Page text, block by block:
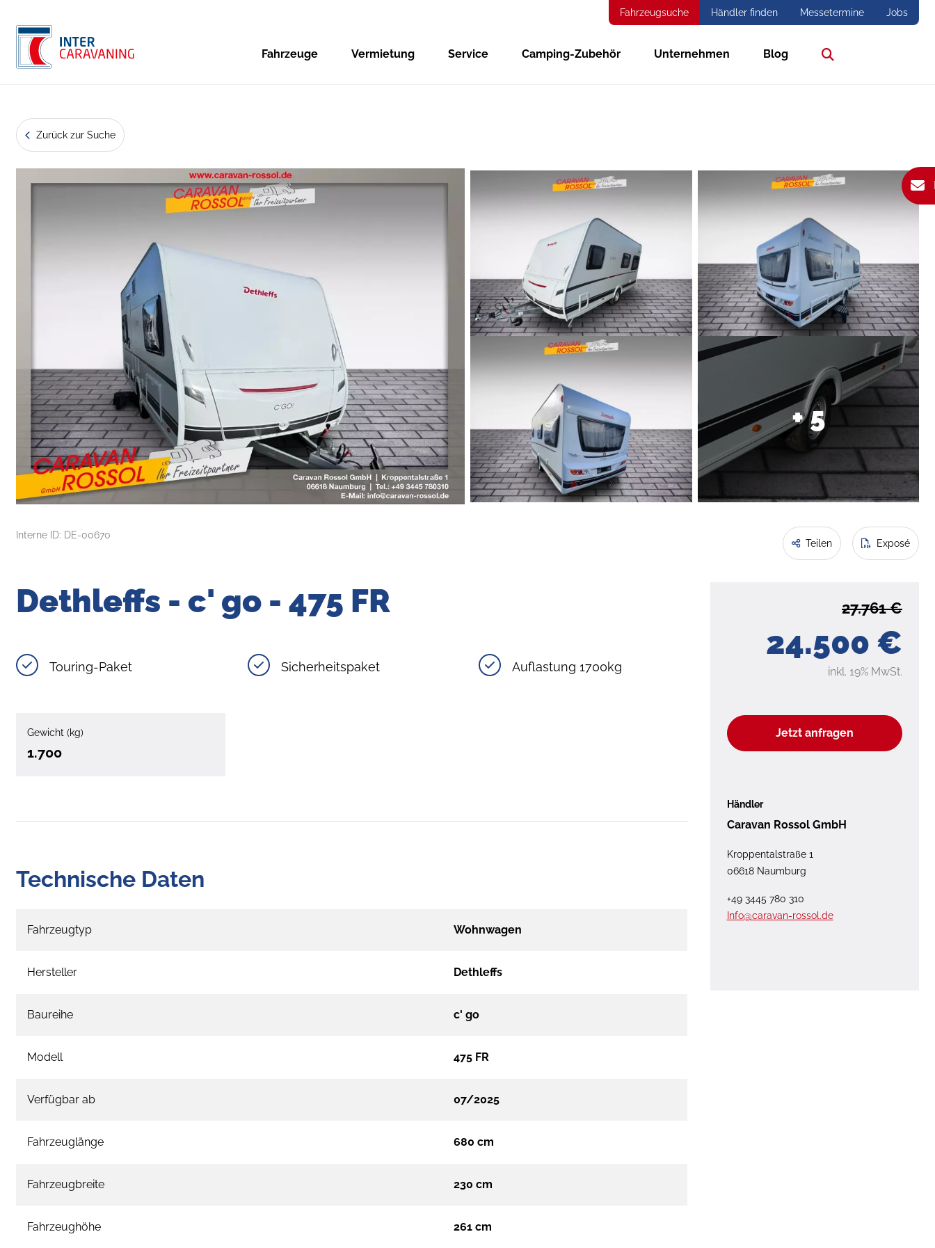
Fahrzeugsuche Händler finden Messetermine Jobs
Fahrzeuge Vermietung Service Camping-Zubehör Unternehmen Blog
Zurück zur Suche
+ 5
Interne ID: DE-00670
Teilen Exposé
24.500 €
27.761 €
inkl. 19% MwSt.
Jetzt anfragen
Händler
Caravan Rossol GmbH
Kroppentalstraße 1
06618 Naumburg
+49 3445 780 310
Info@caravan-rossol.de
Dethleffs - c' go - 475 FR
Touring-Paket Sicherheitspaket Auflastung 1700kg
Gewicht (kg)
1.700
Technische Daten
Fahrzeugtyp Wohnwagen
Hersteller Dethleffs
Baureihe c' go
Modell 475 FR
Verfügbar ab 07/2025
Fahrzeuglänge 680 cm
Fahrzeugbreite 230 cm
Fahrzeughöhe 261 cm